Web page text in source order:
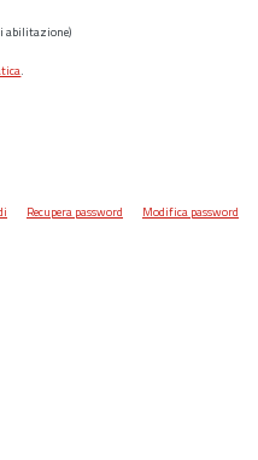
abilitazione)
.
Recupera password Modifica password